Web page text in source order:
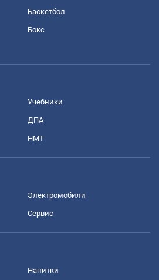
Баскетбол
Бокс
Учебники
ДПА
НМТ
Электромобили
Сервис
Напитки